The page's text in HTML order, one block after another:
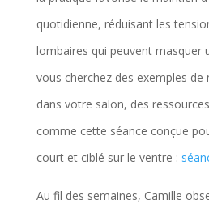
quotidienne, réduisant les
lombaires qui peuvent masquer
vous cherchez des exemples de
dans votre salon, des
comme cette séance conçue
court et ciblé sur le ventre :
Au fil des semaines, Camille